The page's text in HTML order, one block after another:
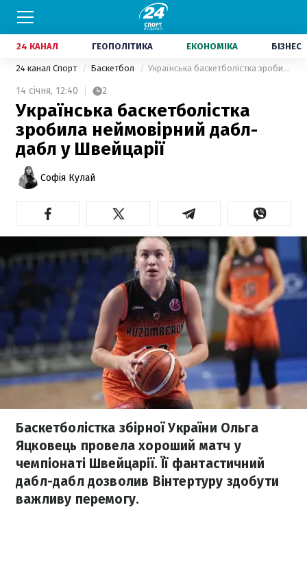
24 КАНАЛ ГЕОПОЛІТИКА ЕКОНОМІКА БІЗНЕС
24 канал Спорт Баскетбол Українська баскетболістка зробила неймовірний дабл-дабл у Швейцарії
14 січня, 12:40 2
Українська баскетболістка
зробила неймовірний дабл-
дабл у Швейцарії
Софія Кулай
Баскетболістка збірної України Ольга
Яцковець провела хороший матч у
чемпіонаті Швейцарії. Її фантастичний
дабл-дабл дозволив Вінтертуру здобути
важливу перемогу.